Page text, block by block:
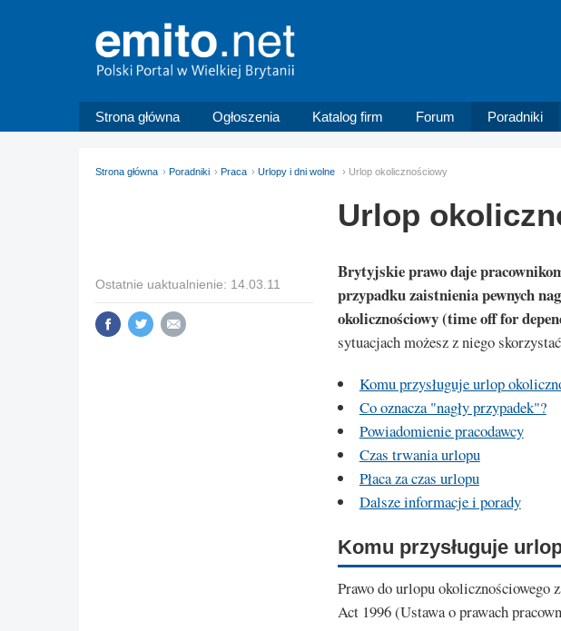
Strona główna Ogłoszenia Katalog firm Forum Poradniki
Strona główna Poradniki Praca Urlopy i dni wolne Urlop okolicznościowy
Urlop
Ostatnie uaktualnienie: 14.03.11
Brytyjskie prawo daje
przypadku zaistnienia pewnych
okolicznościowy (time off for
sytuacjach możesz z niego
Komu przysługuje urlop
Co oznacza "nagły przypadek"?
Powiadomienie pracodawcy
Czas trwania urlopu
Płaca za czas urlopu
Dalsze informacje i porady
Komu przysługuje
Prawo do urlopu okolicznościowego
Act 1996 (Ustawa o prawach